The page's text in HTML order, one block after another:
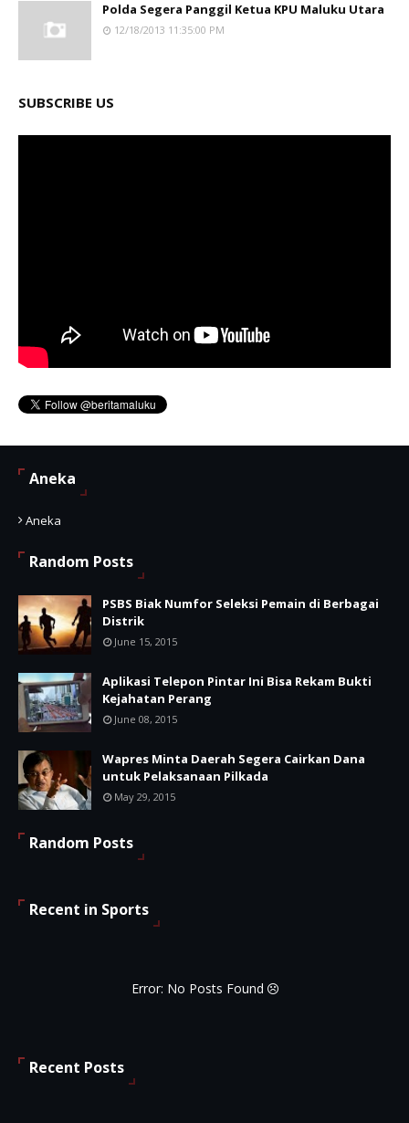
Polda Segera Panggil Ketua KPU Maluku Utara
12/18/2013 11:35:00 PM
SUBSCRIBE US
Aneka
Aneka
Random Posts
PSBS Biak Numfor Seleksi Pemain di Berbagai
Distrik
June 15, 2015
Aplikasi Telepon Pintar Ini Bisa Rekam Bukti
Kejahatan Perang
June 08, 2015
Wapres Minta Daerah Segera Cairkan Dana
untuk Pelaksanaan Pilkada
May 29, 2015
Random Posts
Recent in Sports
Error: No Posts Found
Recent Posts